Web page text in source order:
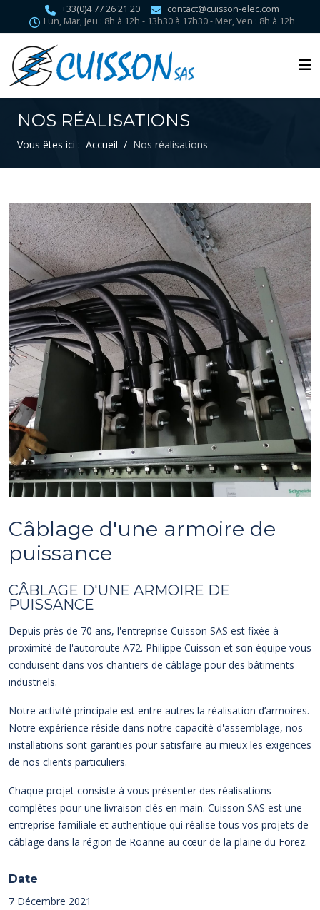
+33(0)4 77 26 21 20
contact@cuisson-elec.com
Lun, Mar, Jeu : 8h à 12h - 13h30 à 17h30 - Mer, Ven : 8h à 12h
NOS RÉALISATIONS
Vous êtes ici : Accueil Nos réalisations
Câblage d'une armoire de
puissance
CÂBLAGE D'UNE ARMOIRE DE
PUISSANCE
Depuis près de 70 ans, l'entreprise Cuisson SAS est fixée à
proximité de l'autoroute A72. Philippe Cuisson et son équipe vous
conduisent dans vos chantiers de câblage pour des bâtiments
industriels.
Notre activité principale est entre autres la réalisation d’armoires.
Notre expérience réside dans notre capacité d'assemblage, nos
installations sont garanties pour satisfaire au mieux les exigences
de nos clients particuliers.
Chaque projet consiste à vous présenter des réalisations
complètes pour une livraison clés en main. Cuisson SAS est une
entreprise familiale et authentique qui réalise tous vos projets de
câblage dans la région de Roanne au cœur de la plaine du Forez.
Date
7 Décembre 2021